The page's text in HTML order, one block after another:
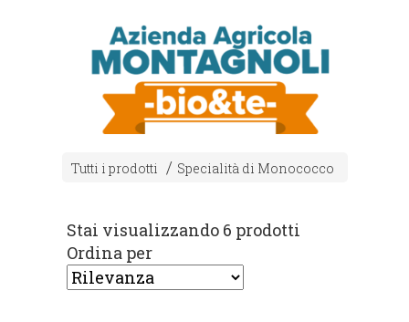
Tutti i prodotti Specialità di Monococco
Stai visualizzando 6 prodotti
Ordina per